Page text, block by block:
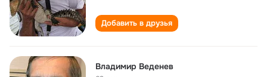
Добавить в друзья
Владимир Веденев